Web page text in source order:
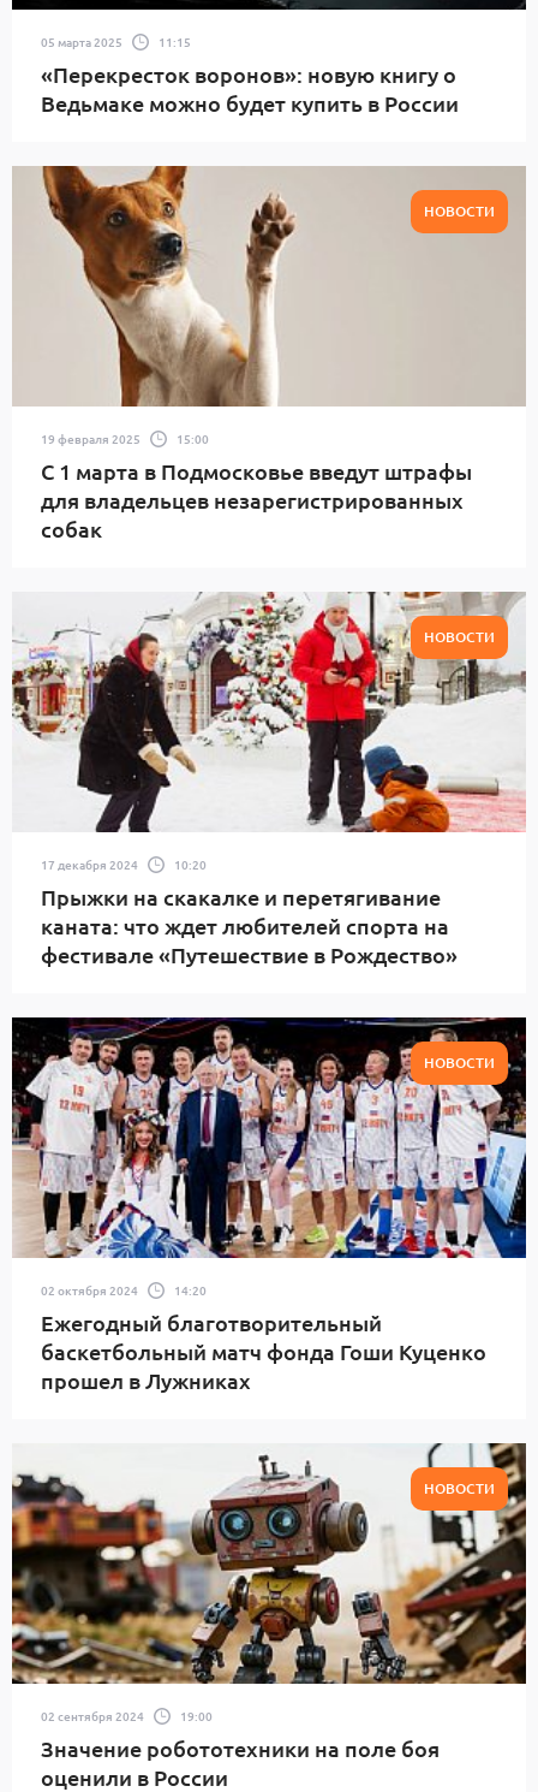
05 марта 2025 11:15
«Перекресток воронов»: новую книгу о
Ведьмаке можно будет купить в России
НОВОСТИ
19 февраля 2025 15:00
С 1 марта в Подмосковье введут штрафы
для владельцев незарегистрированных
собак
НОВОСТИ
17 декабря 2024 10:20
Прыжки на скакалке и перетягивание
каната: что ждет любителей спорта на
фестивале «Путешествие в Рождество»
НОВОСТИ
02 октября 2024 14:20
Ежегодный благотворительный
баскетбольный матч фонда Гоши Куценко
прошел в Лужниках
НОВОСТИ
02 сентября 2024 19:00
Значение робототехники на поле боя
оценили в России